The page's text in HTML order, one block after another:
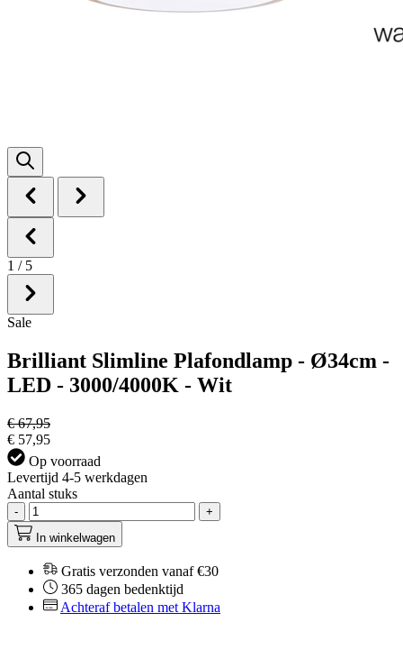
1 / 5
Sale
Brilliant Slimline Plafondlamp - Ø34cm -
LED - 3000/4000K - Wit
€ 67,95
€ 57,95
Op voorraad
Levertijd 4-5 werkdagen
Aantal stuks
-
+
In winkelwagen
Gratis verzonden vanaf €30
365 dagen bedenktijd
Achteraf betalen met Klarna